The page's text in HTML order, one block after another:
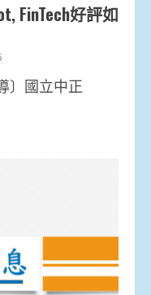
FinTech好評如
〕國立中正